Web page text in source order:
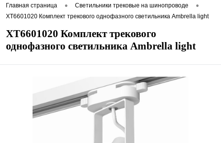
Главная страница • Светильники трековые на шинопроводе •
XT6601020 Комплект трекового однофазного светильника Ambrella light
XT6601020 Комплект трекового
однофазного светильника Ambrella light